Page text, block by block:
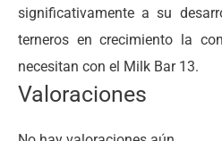
significativamente a su
terneros en crecimiento la
necesitan con el Milk Bar 13.
Valoraciones